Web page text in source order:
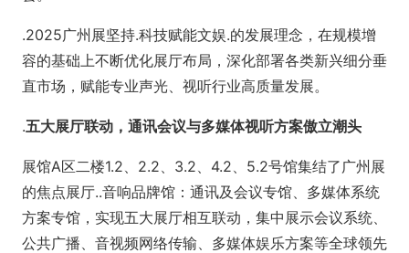
.2025广州展坚持.科技赋能文娱.的发展理念，在规模增
容的基础上不断优化展厅布局，深化部署各类新兴细分垂
直市场，赋能专业声光、视听行业高质量发展。
.五大展厅联动，通讯会议与多媒体视听方案傲立潮头
展馆A区二楼1.2、2.2、3.2、4.2、5.2号馆集结了广州展
的焦点展厅..音响品牌馆：通讯及会议专馆、多媒体系统
方案专馆，实现五大展厅相互联动，集中展示会议系统、
公共广播、音视频网络传输、多媒体娱乐方案等全球领先